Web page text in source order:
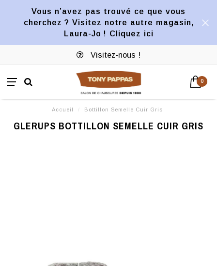
Vous n’avez pas trouvé ce que vous
cherchez ? Visitez notre autre magasin,
Laura-Jo ! Cliquez ici
Visitez-nous !
0
Accueil / Bottillon Semelle Cuir Gris
GLERUPS BOTTILLON SEMELLE CUIR GRIS